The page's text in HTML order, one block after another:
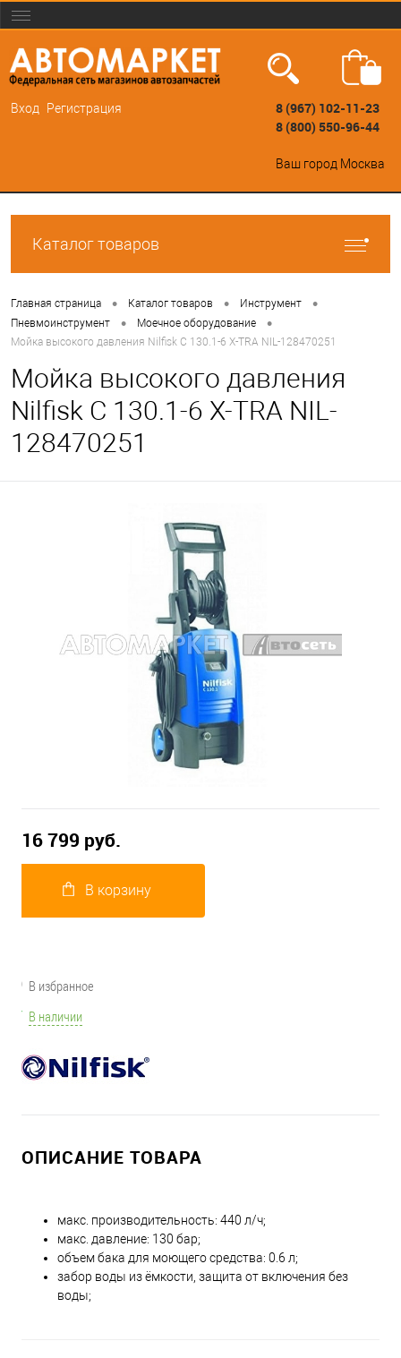
Вход Регистрация
8 (967) 102-11-23
8 (800) 550-96-44
Ваш город Москва
Каталог товаров
Главная страница • Каталог товаров • Инструмент •
Пневмоинструмент • Моечное оборудование •
Мойка высокого давления Nilfisk C 130.1-6 X-TRA NIL-128470251
Мойка высокого давления
Nilfisk C 130.1-6 X-TRA NIL-
128470251
16 799 руб.
В корзину
В избранное
В наличии
ОПИСАНИЕ ТОВАРА
макс. производительность: 440 л/ч;
макс. давление: 130 бар;
объем бака для моющего средства: 0.6 л;
забор воды из ёмкости, защита от включения без
воды;